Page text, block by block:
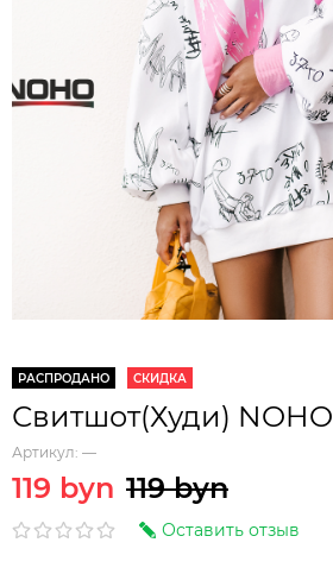
РАСПРОДАНО СКИДКА
Свитшот(Худи) NOHO
Артикул: —
119 byn 119 byn
Оставить отзыв